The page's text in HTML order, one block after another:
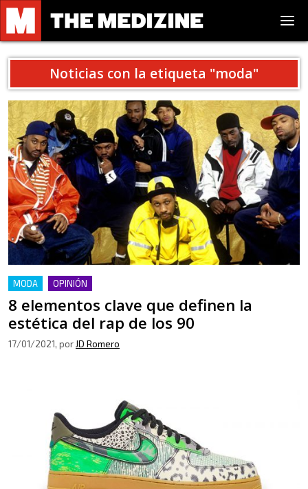
Noticias con la etiqueta "moda"
MODA OPINIÓN
8 elementos clave que definen la
estética del rap de los 90
17/01/2021, por JD Romero